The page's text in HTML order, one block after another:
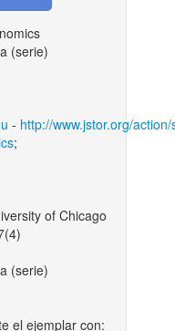
(serie)
- http://www.jstor.org/
;
of Chicago
(serie)
el ejemplar con: